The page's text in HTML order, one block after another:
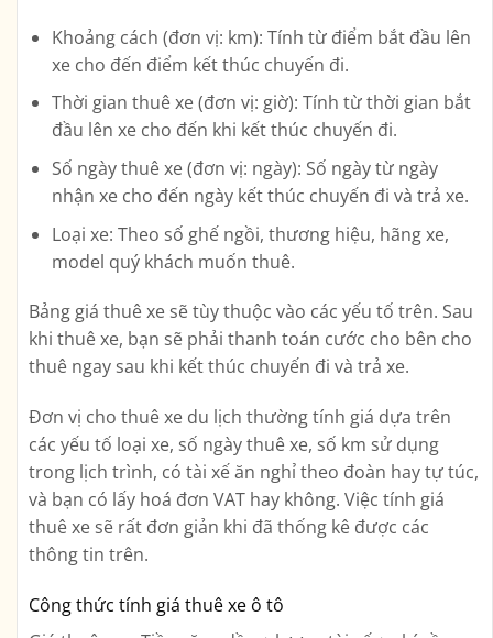
Khoảng cách (đơn vị: km): Tính từ điểm bắt đầu lên
xe cho đến điểm kết thúc chuyến đi.
Thời gian thuê xe (đơn vị: giờ): Tính từ thời gian bắt
đầu lên xe cho đến khi kết thúc chuyến đi.
Số ngày thuê xe (đơn vị: ngày): Số ngày từ ngày
nhận xe cho đến ngày kết thúc chuyến đi và trả xe.
Loại xe: Theo số ghế ngồi, thương hiệu, hãng xe,
model quý khách muốn thuê.
Bảng giá thuê xe sẽ tùy thuộc vào các yếu tố trên. Sau
khi thuê xe, bạn sẽ phải thanh toán cước cho bên cho
thuê ngay sau khi kết thúc chuyến đi và trả xe.
Đơn vị cho thuê xe du lịch thường tính giá dựa trên
các yếu tố loại xe, số ngày thuê xe, số km sử dụng
trong lịch trình, có tài xế ăn nghỉ theo đoàn hay tự túc,
và bạn có lấy hoá đơn VAT hay không. Việc tính giá
thuê xe sẽ rất đơn giản khi đã thống kê được các
thông tin trên.
Công thức tính giá thuê xe ô tô